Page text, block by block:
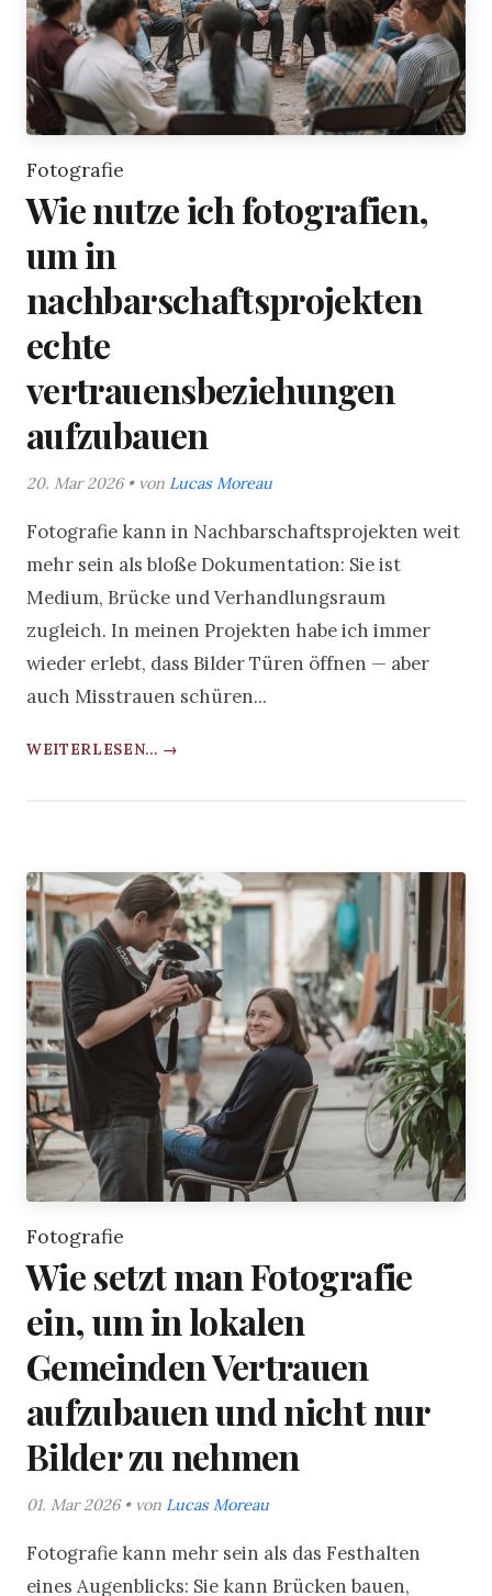
Fotografie
Wie nutze ich fotografien,
um in
nachbarschaftsprojekten
echte
vertrauensbeziehungen
aufzubauen
20. Mar 2026 • von Lucas Moreau
Fotografie kann in Nachbarschaftsprojekten weit
mehr sein als bloße Dokumentation: Sie ist
Medium, Brücke und Verhandlungsraum
zugleich. In meinen Projekten habe ich immer
wieder erlebt, dass Bilder Türen öffnen — aber
auch Misstrauen schüren...
WEITERLESEN... →
Fotografie
Wie setzt man Fotografie
ein, um in lokalen
Gemeinden Vertrauen
aufzubauen und nicht nur
Bilder zu nehmen
01. Mar 2026 • von Lucas Moreau
Fotografie kann mehr sein als das Festhalten
eines Augenblicks: Sie kann Brücken bauen,